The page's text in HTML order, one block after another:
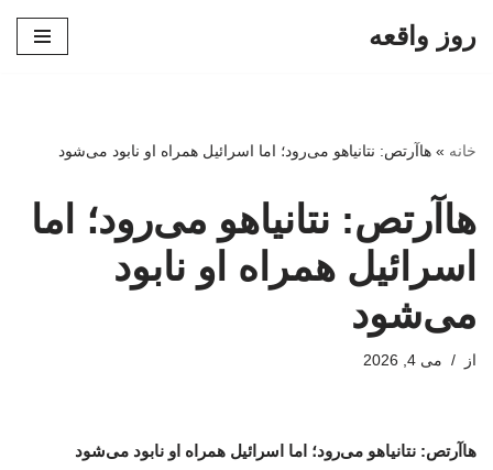
روز واقعه
خانه » هاآرتص: نتانیاهو می‌رود؛ اما اسرائیل همراه او نابود می‌شود
هاآرتص: نتانیاهو می‌رود؛ اما
اسرائیل همراه او نابود
می‌شود
از می 4, 2026
هاآرتص: نتانیاهو می‌رود؛ اما اسرائیل همراه او نابود می‌شود